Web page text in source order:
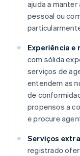
ajuda a
pessoal ou
Experiência e
com sólida
serviços de
entendem as
de
propensos a
e procure
Serviços
registrado